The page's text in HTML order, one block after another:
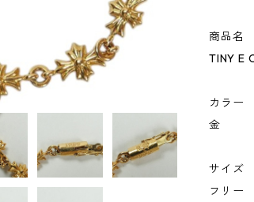
商品名
TINY E
カラー
金
サイズ
フリー